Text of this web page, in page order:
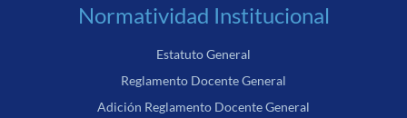
Normatividad Institucional
Estatuto General
Reglamento Docente General
Adición Reglamento Docente General